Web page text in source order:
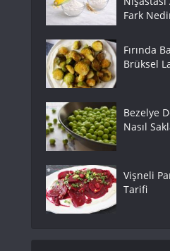
Fark
Fırında
Brüksel
Bezelye
Nasıl
Vişneli
Tarifi